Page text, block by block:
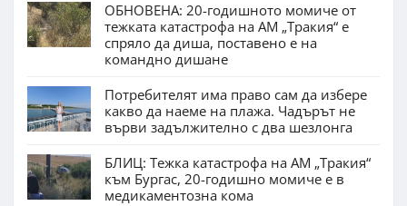
ОБНОВЕНА: 20-годишното момиче от
тежката катастрофа на АМ „Тракия“ е
спряло да диша, поставено е на
командно дишане
Потребителят има право сам да избере
какво да наеме на плажа. Чадърът не
върви задължително с два шезлонга
БЛИЦ: Тежка катастрофа на АМ „Тракия“
към Бургас, 20-годишно момиче е в
медикаментозна кома